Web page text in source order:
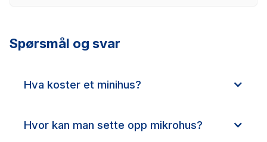
Spørsmål og svar
Hva koster et minihus?
Hvor kan man sette opp mikrohus?